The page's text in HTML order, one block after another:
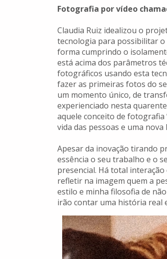
Fotografia por vídeo
Claudia Ruiz idealizou o
tecnologia para possibilitar o
forma cumprindo o
está acima dos parâmetros
fotográficos usando esta
fazer as primeiras fotos do
um momento único, de
experienciado nesta
aquele conceito de fotografia
vida das pessoas e uma nova
Apesar da inovação tirando
essência o seu trabalho e o
presencial. Há total
refletir na imagem quem a
estilo e minha filosofia de
irão contar uma história real